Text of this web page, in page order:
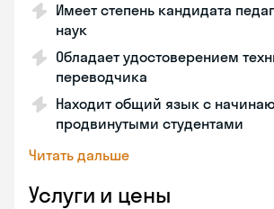
Имеет степень кандидата
наук
Обладает удостоверением
переводчика
Находит общий язык с
продвинутыми студентами
Читать дальше
Услуги и цены